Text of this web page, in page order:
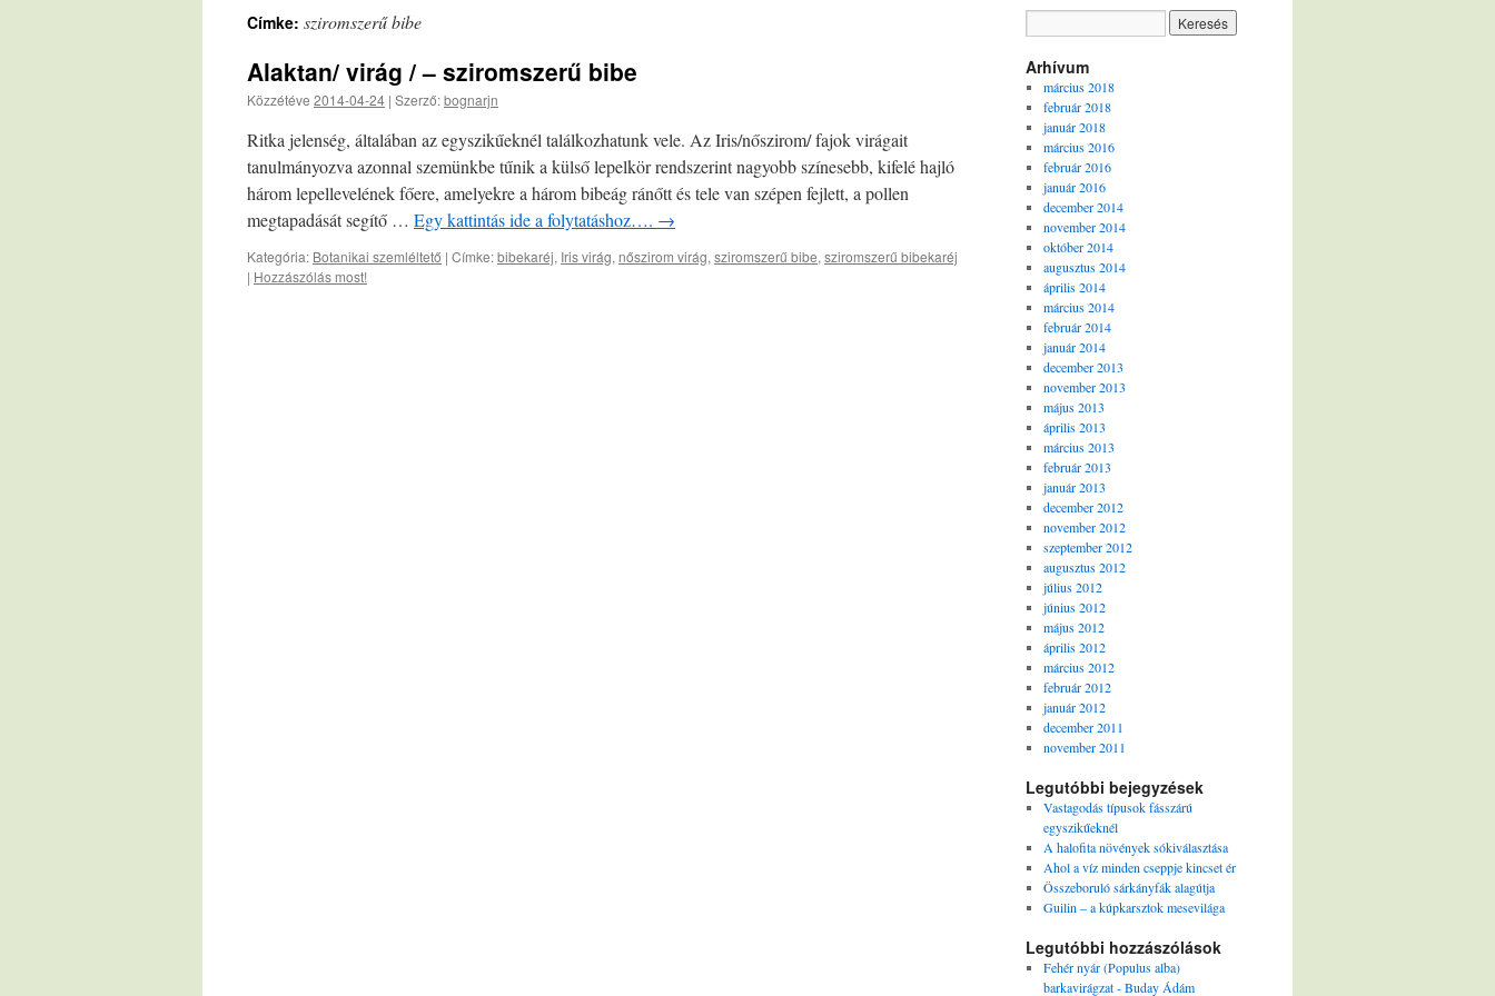
Címke: sziromszerű bibe
Alaktan/ virág / – sziromszerű bibe
Közzétéve 2014-04-24 | Szerző:bognarjn
Ritka jelenség, általában az egyszikűeknél találkozhatunk vele. Az Iris/nőszirom/ fajok virágait
tanulmányozva azonnal szemünkbe tűnik a külső lepelkör rendszerint nagyobb színesebb, kifelé hajló
három lepellevelének főere, amelyekre a három bibeág ránőtt és tele van szépen fejlett, a pollen
megtapadását segítő … Egy kattintás ide a folytatáshoz…. →
Kategória: Botanikai szemléltető | Címke:bibekaréj, Iris virág, nőszirom virág, sziromszerű bibe, sziromszerű bibekaréj
| Hozzászólás most!
Arhívum
március 2018
február 2018
január 2018
március 2016
február 2016
január 2016
december 2014
november 2014
október 2014
augusztus 2014
április 2014
március 2014
február 2014
január 2014
december 2013
november 2013
május 2013
április 2013
március 2013
február 2013
január 2013
december 2012
november 2012
szeptember 2012
augusztus 2012
július 2012
június 2012
május 2012
április 2012
március 2012
február 2012
január 2012
december 2011
november 2011
Legutóbbi bejegyzések
Vastagodás típusok fásszárú
egyszikűeknél
A halofita növények sókiválasztása
Ahol a víz minden cseppje kincset ér
Összeboruló sárkányfák alagútja
Guilin – a kúpkarsztok mesevilága
Legutóbbi hozzászólások
Fehér nyár (Populus alba)
barkavirágzat - Buday Ádám